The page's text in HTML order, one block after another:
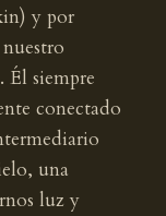
y por
siempre
conectado
una
luz y